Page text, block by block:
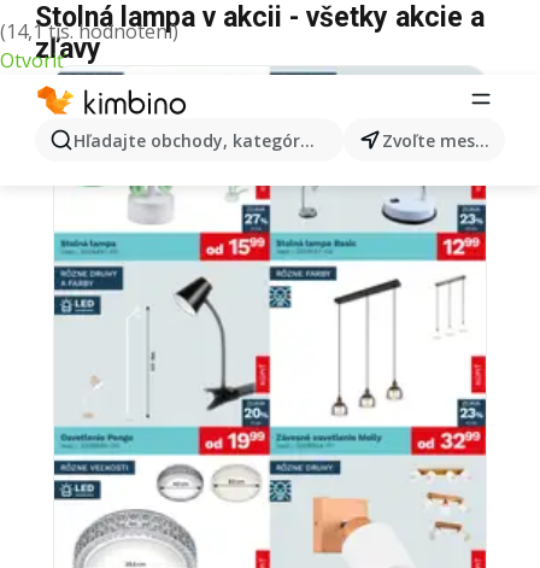
(14,1 tis. hodnotení)
Otvoriť
Hľadajte obchody, kategórie, produkty... Zvoľte mesto
Stolná lampa v akcii - všetky akcie a
zľavy